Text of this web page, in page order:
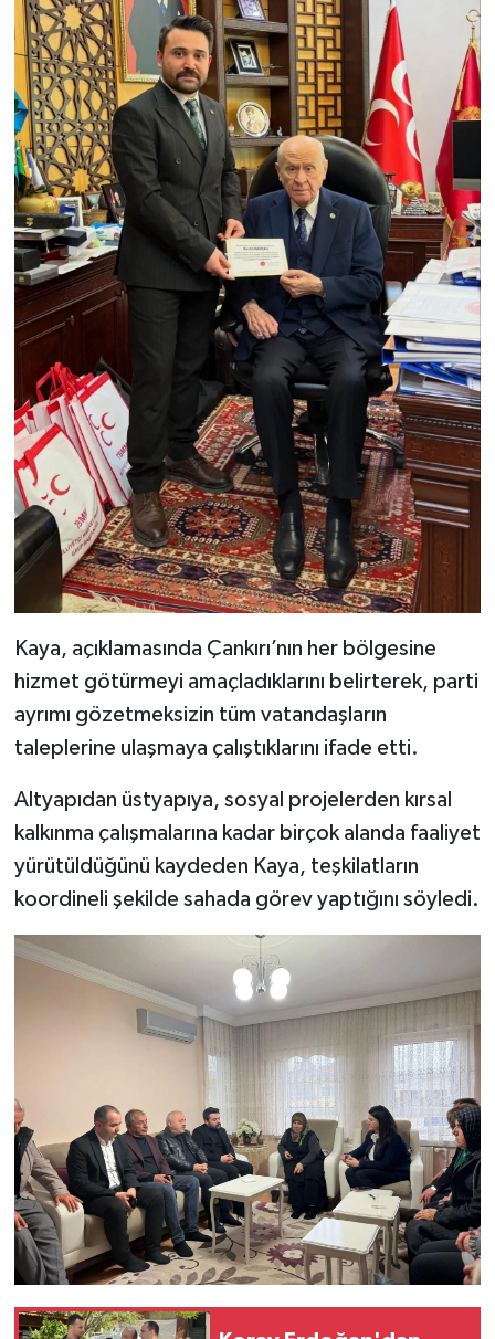
Kaya, açıklamasında Çankırı’nın her bölgesine
hizmet götürmeyi amaçladıklarını belirterek, parti
ayrımı gözetmeksizin tüm vatandaşların
taleplerine ulaşmaya çalıştıklarını ifade etti.
Altyapıdan üstyapıya, sosyal projelerden kırsal
kalkınma çalışmalarına kadar birçok alanda faaliyet
yürütüldüğünü kaydeden Kaya, teşkilatların
koordineli şekilde sahada görev yaptığını söyledi.